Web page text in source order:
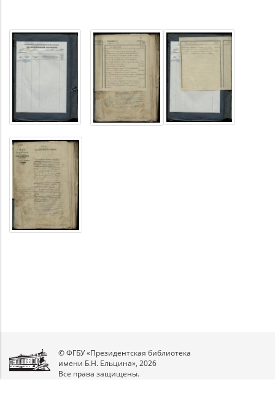
© ФГБУ «Президентская библиотека
имени Б.Н. Ельцина», 2026
Все права защищены.